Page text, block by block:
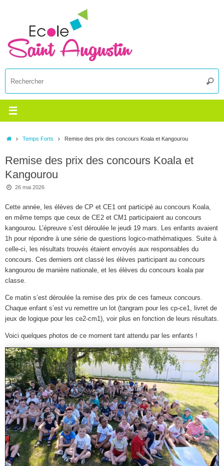
:
AccueilTemps Forts Remise des prix des concours Koala et Kangourou
Remise des prix des concours Koala et
Kangourou
26 mai 2026
Cette année, les élèves de CP et CE1 ont participé au concours Koala,
en même temps que ceux de CE2 et CM1 participaient au concours
kangourou. L’épreuve s’est déroulée le jeudi 19 mars. Les enfants avaient
1h pour répondre à une série de questions logico-mathématiques. Suite à
celle-ci, les résultats trouvés étaient envoyés aux responsables du
concours. Ces derniers ont classé les élèves participant au concours
kangourou de manière nationale, et les élèves du concours koala par
classe.
Ce matin s’est déroulée la remise des prix de ces fameux concours.
Chaque enfant s’est vu remettre un lot (tangram pour les cp-ce1, livret de
jeux de logique pour les ce2-cm1), voir plus en fonction de leurs résultats.
Voici quelques photos de ce moment tant attendu par les enfants !